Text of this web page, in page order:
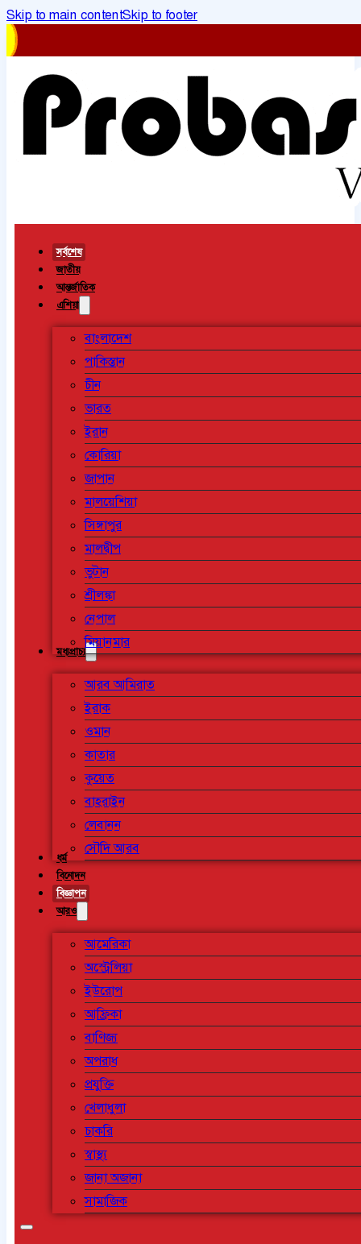
Skip to main contentSkip to footer
সর্বশেষ
জাতীয়
আন্তর্জাতিক
এশিয়া
বাংলাদেশ
পাকিস্তান
চীন
ভারত
ইরান
কোরিয়া
জাপান
মালয়েশিয়া
সিঙ্গাপুর
মালদ্বীপ
ভুটান
শ্রীলঙ্কা
নেপাল
মিয়ানমার
মধ্যপ্রাচ্য
আরব আমিরাত
ইরাক
ওমান
কাতার
কুয়েত
বাহরাইন
লেবানন
সৌদি আরব
ধর্ম
বিনোদন
বিজ্ঞাপন
আরও
আমেরিকা
অস্ট্রেলিয়া
ইউরোপ
আফ্রিকা
বাণিজ্য
অপরাধ
প্রযুক্তি
খেলাধুলা
চাকরি
স্বাস্থ্য
জানা অজানা
সামাজিক